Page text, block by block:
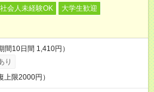
社会人未経験OK
大学生歓迎
間10日間 1,410円）
り
上限2000円）